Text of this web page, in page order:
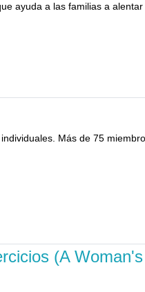
ayuda a las familias a
Más de 75
(A